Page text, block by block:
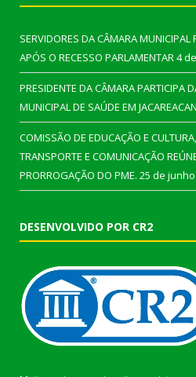
SERVIDORES DA CÂMARA MUNICIPAL
APÓS O RECESSO PARLAMENTAR4
PRESIDENTE DA CÂMARA PARTICIPA
MUNICIPAL DE SAÚDE EM
COMISSÃO DE EDUCAÇÃO E
TRANSPORTE E COMUNICAÇÃO
PRORROGAÇÃO DO PME. 25 de
DESENVOLVIDO POR CR2